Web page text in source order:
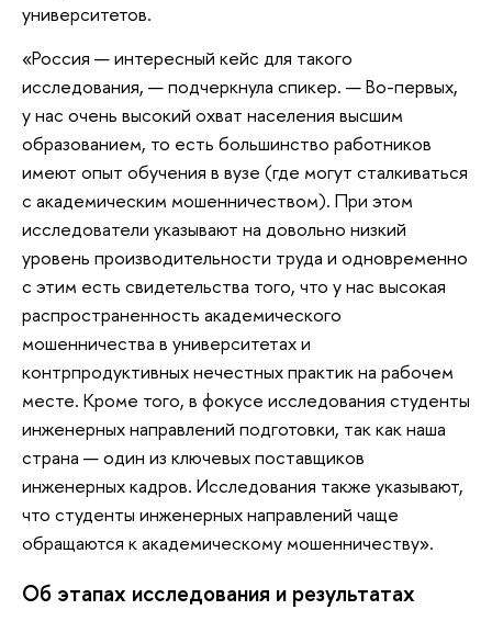
университетов.
«Россия — интересный кейс для такого
исследования, — подчеркнула спикер. — Во-первых,
у нас очень высокий охват населения высшим
образованием, то есть большинство работников
имеют опыт обучения в вузе (где могут сталкиваться
с академическим мошенничеством). При этом
исследователи указывают на довольно низкий
уровень производительности труда и одновременно
с этим есть свидетельства того, что у нас высокая
распространенность академического
мошенничества в университетах и
контрпродуктивных нечестных практик на рабочем
месте. Кроме того, в фокусе исследования студенты
инженерных направлений подготовки, так как наша
страна — один из ключевых поставщиков
инженерных кадров. Исследования также указывают,
что студенты инженерных направлений чаще
обращаются к академическому мошенничеству».
Об этапах исследования и результатах